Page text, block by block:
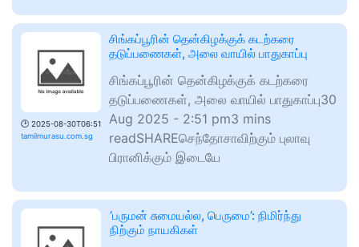
🕑 2025-08-30T06:51
tamilmurasu.com.sg
சிங்கப்பூரின் தென்கிழக்குக் கடற்கரை
தடுப்பணைகள், அலை வாயில் பாதுகாப்பு
சிங்கப்பூரின் தென்கிழக்குக் கடற்கரை
தடுப்பணைகள், அலை வாயில் பாதுகாப்பு30
Aug 2025 - 2:51 pm3 mins
readSHAREசெந்தோசாவிற்கும் புலாவு
பிரானிக்கும் இடையே
‘பருமன் சுமையல்ல, பெருமை’: நிமிர்ந்து
நிற்கும் நாயகிகள்